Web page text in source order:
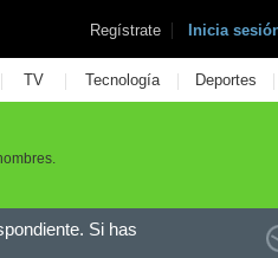
Regístrate | Inicia
| TV | Tecnología | Deportes |
Si has